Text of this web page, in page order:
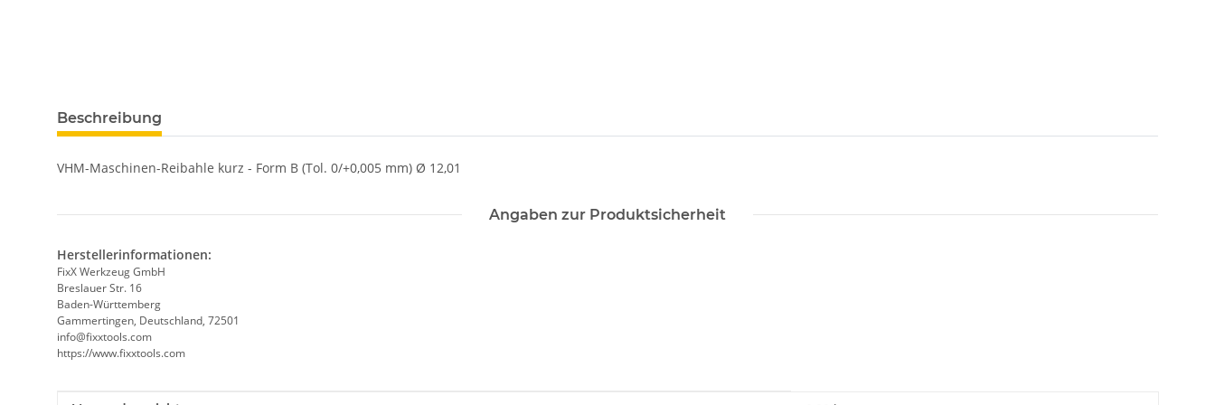
Beschreibung
VHM-Maschinen-Reibahle kurz - Form B (Tol. 0/+0,005 mm) Ø 12,01
Angaben zur Produktsicherheit
Herstellerinformationen:
FixX Werkzeug GmbH
Breslauer Str. 16
Baden-Württemberg
Gammertingen, Deutschland, 72501
info@fixxtools.com
https://www.fixxtools.com